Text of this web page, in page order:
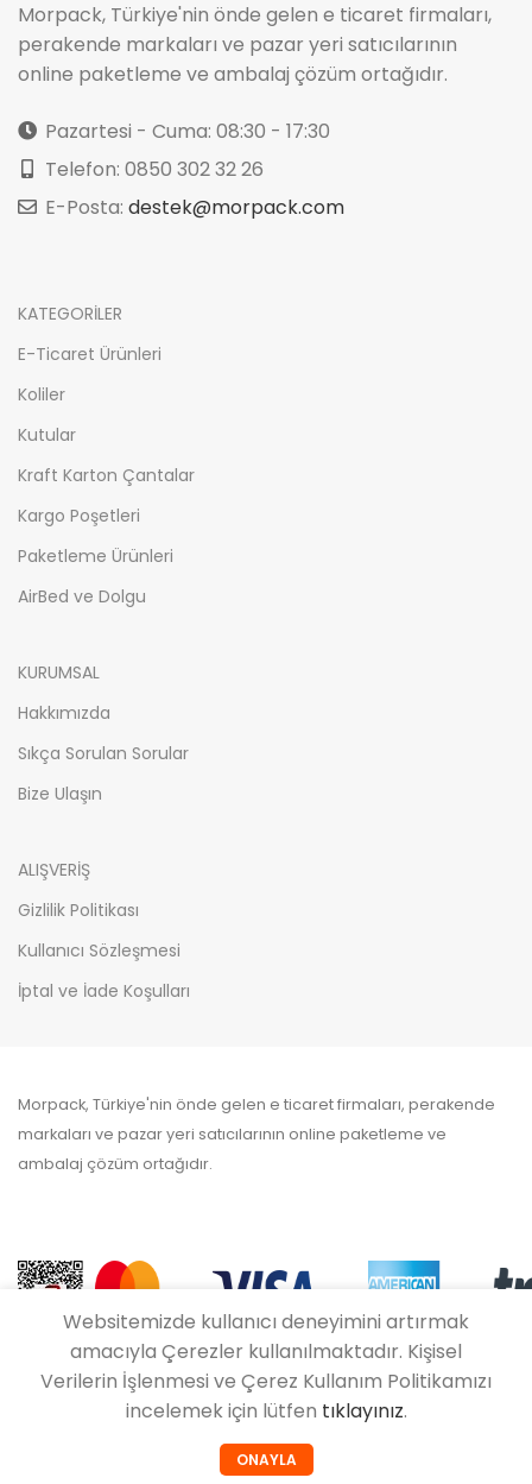
Morpack, Türkiye'nin önde gelen e ticaret firmaları,
perakende markaları ve pazar yeri satıcılarının
online paketleme ve ambalaj çözüm ortağıdır.
Pazartesi - Cuma: 08:30 - 17:30
Telefon: 0850 302 32 26
E-Posta: destek@morpack.com
KATEGORİLER
E-Ticaret Ürünleri
Koliler
Kutular
Kraft Karton Çantalar
Kargo Poşetleri
Paketleme Ürünleri
AirBed ve Dolgu
KURUMSAL
Hakkımızda
Sıkça Sorulan Sorular
Bize Ulaşın
ALIŞVERİŞ
Gizlilik Politikası
Kullanıcı Sözleşmesi
İptal ve İade Koşulları
Morpack, Türkiye'nin önde gelen e ticaret firmaları, perakende
markaları ve pazar yeri satıcılarının online paketleme ve
ambalaj çözüm ortağıdır.
Websitemizde kullanıcı deneyimini artırmak
amacıyla Çerezler kullanılmaktadır. Kişisel
Verilerin İşlenmesi ve Çerez Kullanım Politikamızı
incelemek için lütfen tıklayınız.
ONAYLA
Hesabım